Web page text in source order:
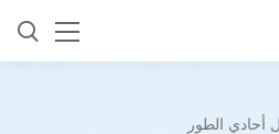
أحادي الطور